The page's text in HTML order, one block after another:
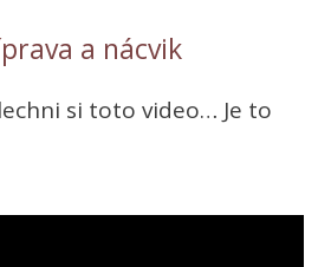
a nácvik
si toto video… Je to